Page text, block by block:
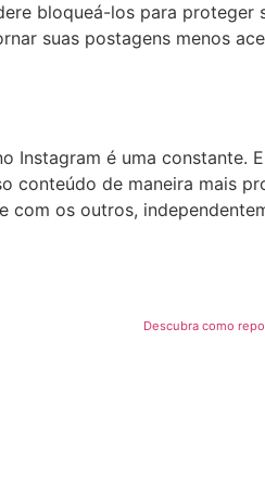
bloqueá-los para proteger
suas postagens‌ menos
Instagram é uma constante.
de ‌maneira mais
os outros,
Descubra como